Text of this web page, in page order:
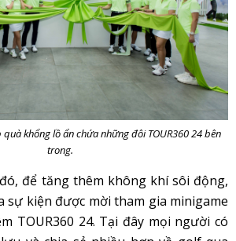
quà khổng lồ ẩn chứa những đôi TOUR360 24 bên
trong.
để tăng thêm không khí sôi động,
sự kiện được mời tham gia minigame
TOUR360 24. Tại đây mọi người có